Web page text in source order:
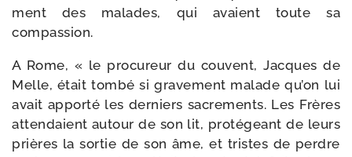
ment des malades, qui avaient toute sa
compassion.
A Rome, « le pro­cu­reur du couvent, Jacques de
Melle, était tom­bé si gra­ve­ment malade qu’on lui
avait appor­té les der­niers sacre­ments. Les Frères
atten­daient autour de son lit, pro­té­geant de leurs
prières la sor­tie de son âme, et tristes de perdre